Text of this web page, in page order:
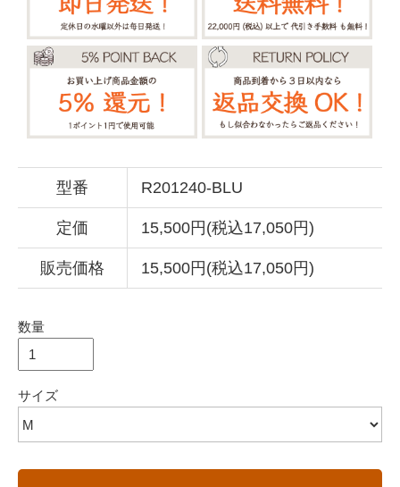
型番 R201240-BLU
定価 15,500円(税込17,050円)
販売価格 15,500円(税込17,050円)
数量
サイズ